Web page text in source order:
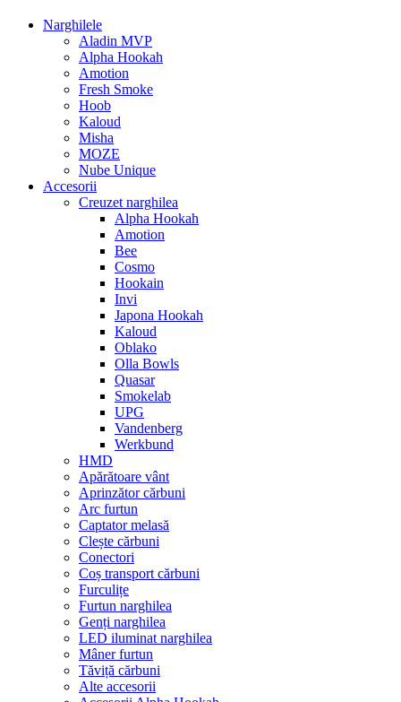
Narghilele
Aladin MVP
Alpha Hookah
Amotion
Fresh Smoke
Hoob
Kaloud
Misha
MOZE
Nube Unique
Accesorii
Creuzet narghilea
Alpha Hookah
Amotion
Bee
Cosmo
Hookain
Invi
Japona Hookah
Kaloud
Oblako
Olla Bowls
Quasar
Smokelab
UPG
Vandenberg
Werkbund
HMD
Apărătoare vânt
Aprinzător cărbuni
Arc furtun
Captator melasă
Clește cărbuni
Conectori
Coș transport cărbuni
Furculițe
Furtun narghilea
Genți narghilea
LED iluminat narghilea
Mâner furtun
Tăviță cărbuni
Alte accesorii